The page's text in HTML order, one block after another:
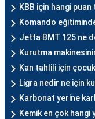
KBB için hangi puan
Komando
Jetta BMT 125 ne
Kurutma
Kan tahlili için
Ligra nedir ne için
Karbonat yerine
Kemik en çok hangi